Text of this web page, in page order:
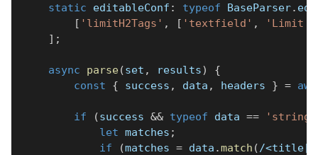
static editableConf : typeof BaseParser.
[ 'limitH2Tags' , [ 'textfield' ,
'Limit
] ;
async parse(set , results)
{
const
{ success , data , headers } =
if (success && typeof data == 'string'
let matches ;
if
(matches = data .match (/